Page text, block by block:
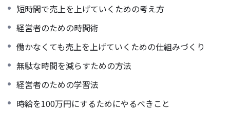
短時間で売上を上げていくための考え方
経営者のための時間術
働かなくても売上を上げていくための仕組みづくり
無駄な時間を減らすための方法
経営者のための学習法
時給を100万円にするためにやるべきこと